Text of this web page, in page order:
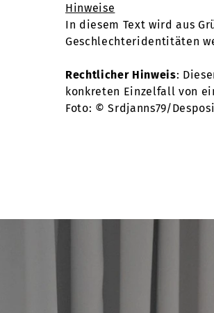
Hinweise
In diesem Text wird aus
Geschlechteridentitäten
Rechtlicher Hinweis:
konkreten Einzelfall von
Foto: © Srdjanns79/